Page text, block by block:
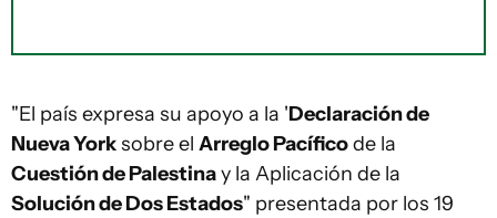
"El país expresa su apoyo a la 'Declaración de
Nueva Yorksobre el Arreglo Pacíficode la
Cuestión de Palestinay la Aplicación de la
Solución de Dos Estados" presentada por los 19